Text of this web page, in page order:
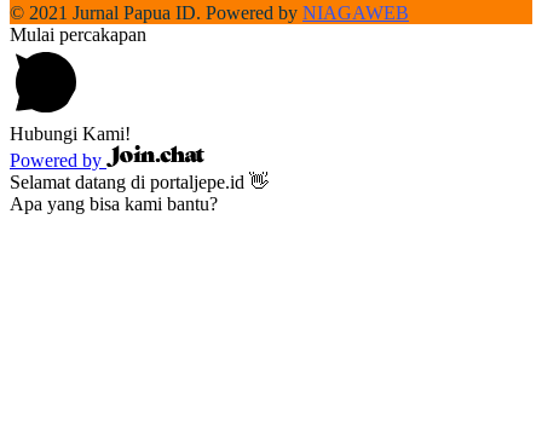
© 2021 Jurnal Papua ID. Powered by NIAGAWEB
Mulai percakapan
Hubungi Kami!
Powered by
Selamat datang di portaljepe.id 👋
Apa yang bisa kami bantu?